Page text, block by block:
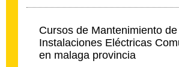
Cursos de Mantenimiento de
Instalaciones Eléctricas
en malaga provincia